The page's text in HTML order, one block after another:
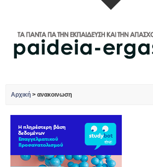
Αρχική >ανακοινωση